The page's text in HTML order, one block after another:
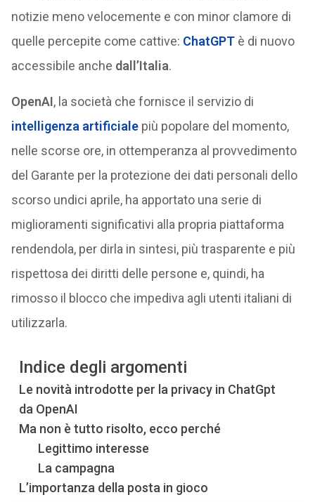
notizie meno velocemente e con minor clamore di
quelle percepite come cattive: ChatGPTè di nuovo
accessibile anche dall’Italia.
OpenAI, la società che fornisce il servizio di
intelligenza artificialepiù popolare del momento,
nelle scorse ore, in ottemperanza al provvedimento
del Garante per la protezione dei dati personali dello
scorso undici aprile, ha apportato una serie di
miglioramenti significativi alla propria piattaforma
rendendola, per dirla in sintesi, più trasparente e più
rispettosa dei diritti delle persone e, quindi, ha
rimosso il blocco che impediva agli utenti italiani di
utilizzarla.
Indice degli argomenti
Le novità introdotte per la privacy in ChatGpt
da OpenAI
Ma non è tutto risolto, ecco perché
Legittimo interesse
La campagna
L’importanza della posta in gioco